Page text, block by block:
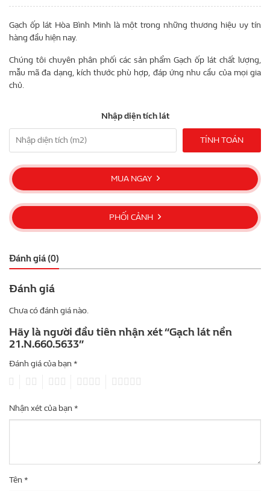
Gạch ốp lát Hòa Bình Minh là một trong những thương hiệu uy tín
hàng đầu hiện nay.
Chúng tôi chuyên phân phối các sản phẩm Gạch ốp lát chất lượng,
mẫu mã đa dạng, kích thước phù hợp, đáp ứng nhu cầu của mọi gia
chủ.
Nhập diện tích lát
TÍNH TOÁN
MUA NGAY
PHỐI CẢNH
Đánh giá (0)
Đánh giá
Chưa có đánh giá nào.
Hãy là người đầu tiên nhận xét “Gạch lát nền
21.N.660.5633”
Đánh giá của bạn*
Nhận xét của bạn*
Tên*